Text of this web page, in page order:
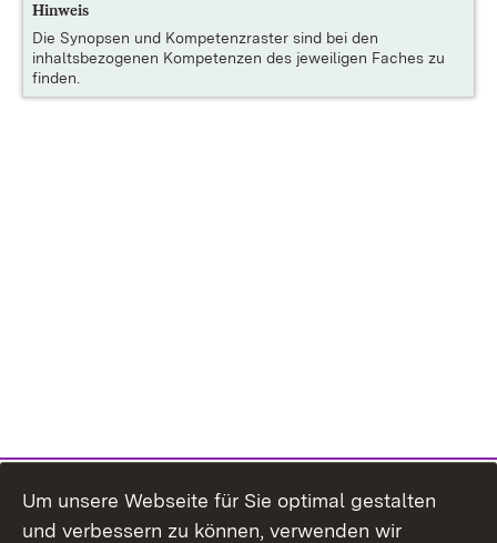
Hinweis
Die Synopsen und Kompetenzraster sind bei den
inhaltsbezogenen Kompetenzen des jeweiligen Faches zu
finden.
Um unsere Webseite für Sie optimal gestalten
und verbessern zu können, verwenden wir